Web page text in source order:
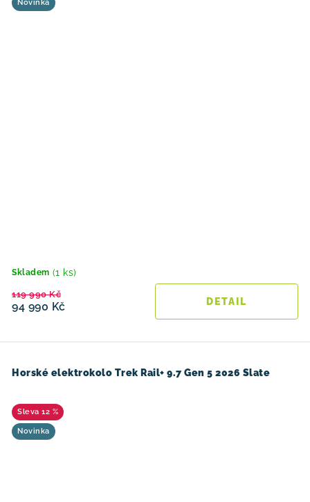
Novinka
Skladem (1 ks)
94 990 Kč
119 990 Kč
Horské elektrokolo Trek Rail+ 9.7 Gen 5 2026 Slate
12 %
Novinka